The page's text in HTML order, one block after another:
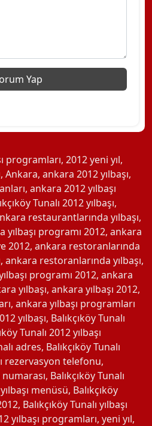
programları, 2012 yeni yıl,
, Ankara, ankara 2012 yılbaşı,
, ankara 2012 yılbaşı
Tunalı 2012 yılbaşı,
restaurantlarında yılbaşı,
programı 2012, ankara
2012, ankara restoranlarında
, ankara restoranlarında yılbaşı,
programı 2012, ankara
yılbaşı, ankara yılbaşı 2012,
, ankara yılbaşı programları
yılbaşı, Balıkçıköy Tunalı
Tunalı 2012 yılbaşı
adres, Balıkçıköy Tunalı
rezervasyon telefonu,
numarası, Balıkçıköy Tunalı
menüsü, Balıkçıköy
, Balıkçıköy Tunalı yılbaşı
yılbaşı programları, yeni yıl,